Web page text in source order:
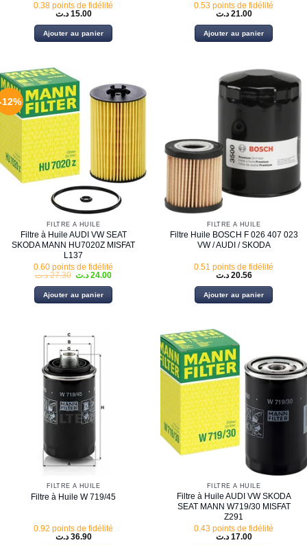
0.38 points de fidélité
15.00 د.ت
Ajouter au panier
0.53 points de fidélité
21.00 د.ت
Ajouter au panier
FILTRE À HUILE
Filtre à Huile AUDI VW SEAT
SKODA MANN HU7020Z MISFAT
L137
0.60 points de fidélité
27.30 د.ت
Le
initial
était :
24.00 د.ت
Le
actuel
est :
Ajouter au panier
FILTRE À HUILE
Filtre Huile BOSCH F 026 407 023
VW / AUDI / SKODA
0.51 points de fidélité
20.56 د.ت
Ajouter au panier
FILTRE À HUILE
Filtre à Huile W 719/45
0.92 points de fidélité
36.90 د.ت
FILTRE À HUILE
Filtre à Huile AUDI VW SKODA
SEAT MANN W719/30 MISFAT
Z291
0.43 points de fidélité
17.00 د.ت